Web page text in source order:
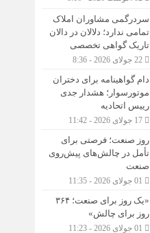
سردرگمی مشاوران املاک
تمامی ندارد؛ دلالان در دالان
تاریک گواهی تخصصی
دام گواهینامه برای دختران
موتورسوار؛ هشدار جدی
رییس اتحادیه
روز صنعت؛ فرصتی برای
تأمل در چالش‌های پیش‌روی
صنعت
«یک روز برای صنعت؛ ۳۶۴
روز برای چالش»